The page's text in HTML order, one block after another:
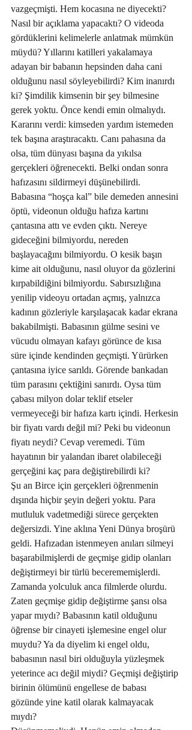
vazgeçmişti. Hem kocasına ne diyecekti?
Nasıl bir açıklama yapacaktı? O videoda
gördüklerini kelimelerle anlatmak mümkün
müydü? Yıllarını katilleri yakalamaya
adayan bir babanın hepsinden daha cani
olduğunu nasıl söyleyebilirdi? Kim inanırdı
ki? Şimdilik kimsenin bir şey bilmesine
gerek yoktu. Önce kendi emin olmalıydı.
Kararını verdi: kimseden yardım istemeden
tek başına araştıracaktı. Canı pahasına da
olsa, tüm dünyası başına da yıkılsa
gerçekleri öğrenecekti. Belki ondan sonra
hafızasını sildirmeyi düşünebilirdi.
Babasına “hoşça kal” bile demeden annesini
öptü, videonun olduğu hafıza kartını
çantasına attı ve evden çıktı. Nereye
gideceğini bilmiyordu, nereden
başlayacağını bilmiyordu. O kesik başın
kime ait olduğunu, nasıl oluyor da gözlerini
kırpabildiğini bilmiyordu. Sabırsızlığına
yenilip videoyu ortadan açmış, yalnızca
kadının gözleriyle karşılaşacak kadar ekrana
bakabilmişti. Babasının gülme sesini ve
vücudu olmayan kafayı görünce de kısa
süre içinde kendinden geçmişti. Yürürken
çantasına iyice sarıldı. Görende bankadan
tüm parasını çektiğini sanırdı. Oysa tüm
çabası milyon dolar teklif etseler
vermeyeceği bir hafıza kartı içindi. Herkesin
bir fiyatı vardı değil mi? Peki bu videonun
fiyatı neydi? Cevap veremedi. Tüm
hayatının bir yalandan ibaret olabileceği
gerçeğini kaç para değiştirebilirdi ki?
Şu an Birce için gerçekleri öğrenmenin
dışında hiçbir şeyin değeri yoktu. Para
mutluluk vadetmediği sürece gerçekten
değersizdi. Yine aklına Yeni Dünya broşürü
geldi. Hafızadan istenmeyen anıları silmeyi
başarabilmişlerdi de geçmişe gidip olanları
değiştirmeyi bir türlü becerememişlerdi.
Zamanda yolculuk anca filmlerde olurdu.
Zaten geçmişe gidip değiştirme şansı olsa
yapar mıydı? Babasının katil olduğunu
öğrense bir cinayeti işlemesine engel olur
muydu? Ya da diyelim ki engel oldu,
babasının nasıl biri olduğuyla yüzleşmek
yeterince acı değil miydi? Geçmişi değiştirip
birinin ölümünü engellese de babası
gözünde yine katil olarak kalmayacak
mıydı?